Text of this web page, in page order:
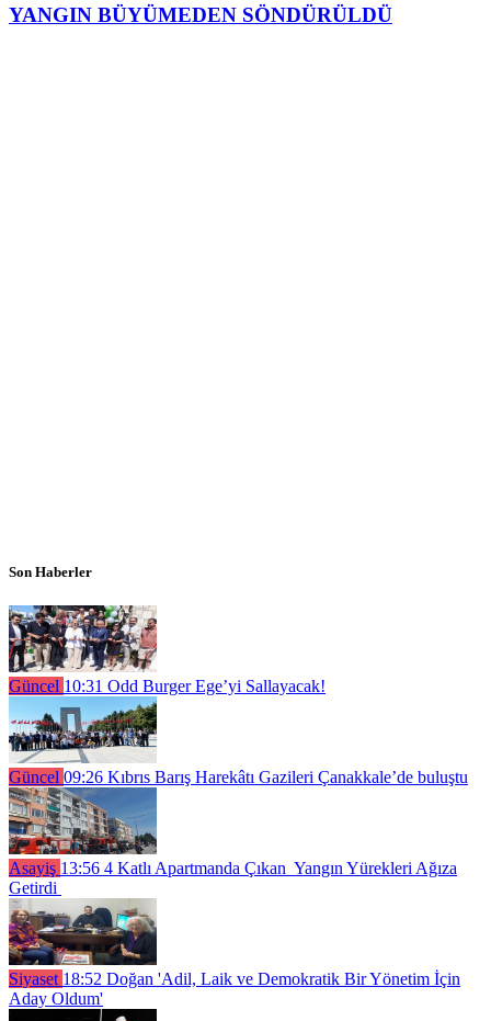
YANGIN BÜYÜMEDEN SÖNDÜRÜLDÜ
Son Haberler
Güncel 10:31 Odd Burger Ege’yi Sallayacak!
Güncel 09:26 Kıbrıs Barış Harekâtı Gazileri Çanakkale’de buluştu
Asayiş 13:56 4 Katlı Apartmanda Çıkan Yangın Yürekleri Ağıza
Getirdi
Siyaset 18:52 Doğan 'Adil, Laik ve Demokratik Bir Yönetim İçin
Aday Oldum'